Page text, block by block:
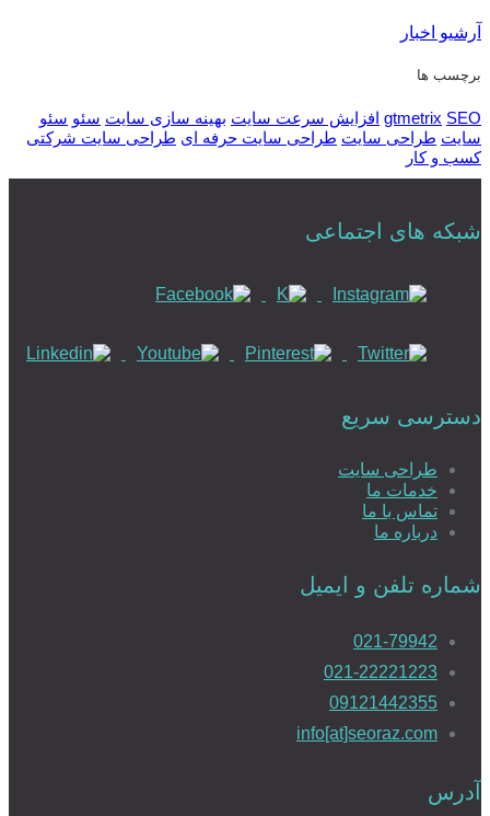
آرشیو اخبار
برچسب ها
gtmetrix SEO افزایش سرعت سایت بهینه سازی سایت سئو سئو
سایت طراحی سایت طراحی سایت حرفه ای طراحی سایت شرکتی
کسب و کار
شبکه های اجتماعی
دسترسی سریع
طراحی سایت
خدمات ما
تماس با ما
درباره ما
شماره تلفن و ایمیل
021-79942
021-22221223
09121442355
info[at]seoraz.com
آدرس